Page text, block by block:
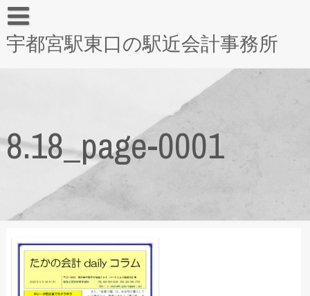
宇都宮駅東口の駅近会計事務所
8.18_page-0001